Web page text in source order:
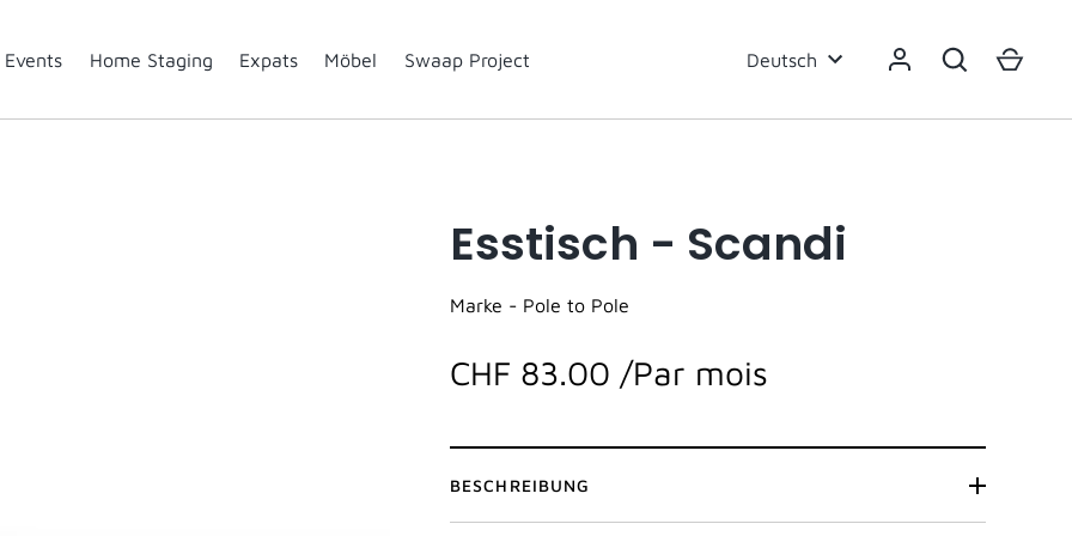
Events Home Staging Expats Möbel Swaap Project Sprache
Deutsch
Esstisch - Scandi
Marke - Pole to Pole
CHF 83.00 /Par mois
BESCHREIBUNG